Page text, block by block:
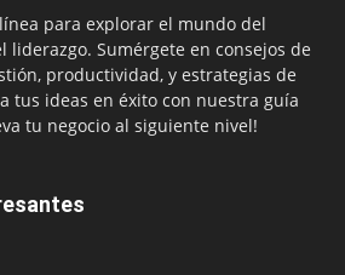
para explorar el mundo del
liderazgo. Sumérgete en consejos de
productividad, y estrategias de
tus ideas en éxito con nuestra guía
tu negocio al siguiente nivel!